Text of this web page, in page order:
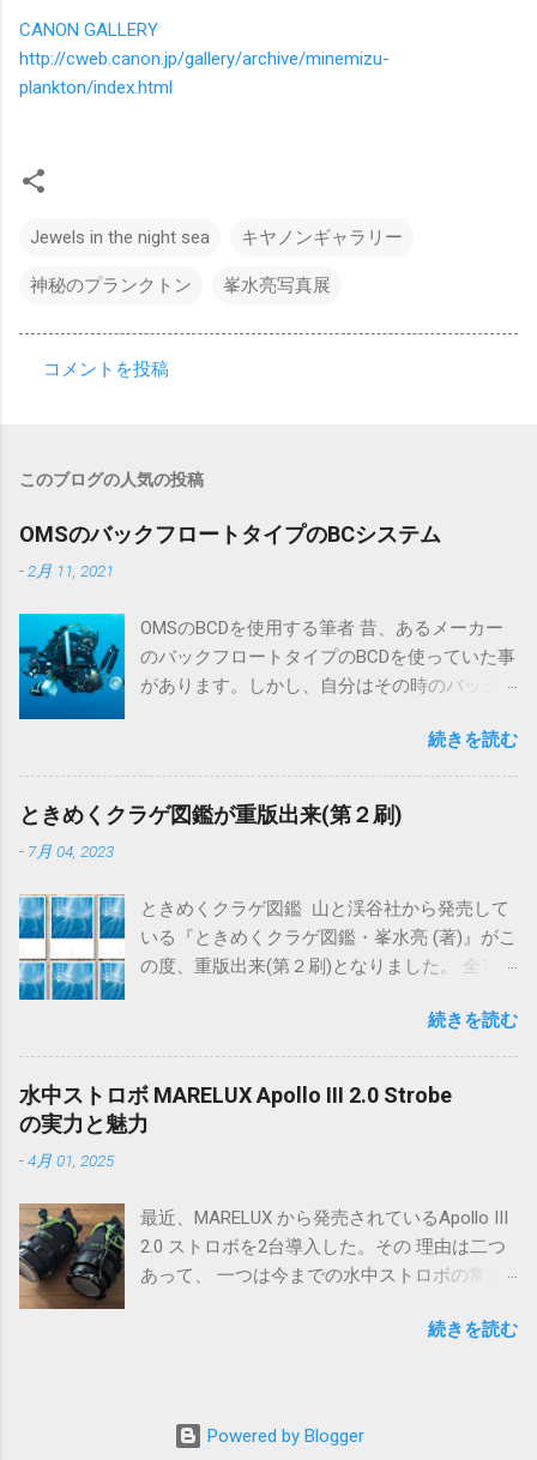
CANON GALLERY
http://cweb.canon.jp/gallery/archive/minemizu-
plankton/index.html
Jewels in the night sea キヤノンギャラリー
神秘のプランクトン 峯水亮写真展
ト
コメントを投稿
このブログの人気の投稿
OMSのバックフロートタイプのBCシステム
- 2月 11, 2021
OMSのBCDを使用する筆者 昔、あるメーカー
のバックフロートタイプのBCDを使っていた事
があります。しかし、自分はその時のバック
ませんでした。そのBCのハーネスが壊れたの
をきっかけに、その後はいろんなメーカーの
ジャケットタイプをとっかえひっかえ着用し
ていました。耐久性やインフレーターの使い
やトリムの調整などで無難に使いこなせてい
たのもあって、正直言うとどれもあまり大き
くは変わらないと思っていました。ただ、ウ
イズ感覚が異なるので、一つのBCDで両方に対
応するには限界を感じていたので、近ごろは
ウエット用とドライ用のそれぞれのBCDを持っ
て使い分けていました。 今回、 OMS JAPAN
思っていました。でも、実際に海で使わせて
もらうと、バックフロートタイプへの自分の
抱いていたイメージが完全に間違っていたと
気づきました。 Ocean Management Systems
た別のBCDは、背負った時のサイズ感こそ気に
続きを読む
ときめくクラゲ図鑑が重版出来(第２刷)
- 7月 04, 2023
ときめくクラゲ図鑑 山と渓谷社から発売して
いる『ときめくクラゲ図鑑・峯水亮 (著)』がこ
の度、重版出来(第２刷)となりました。 全128
続きを読む
水中ストロボ MARELUX Apollo III 2.0 Strobe
の実力と魅力
-4月 01, 2025
最近、MARELUX から発売されているApollo III
2.0 ストロボを2台導入した。その 理由は二つ
あって、 一つは今までの水中ストロボの常識
ハイスピードシンクロ(HSS)撮影ができること
ただきたい。 ＊テスト結果はあくまで Apollo
続きを読む
Powered by Blogger